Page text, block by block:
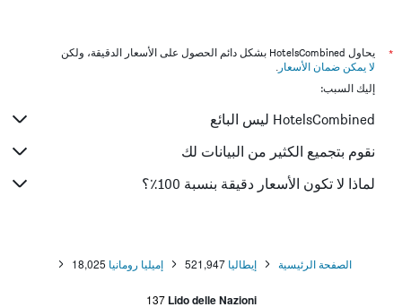
*
يحاول HotelsCombined بشكل دائم الحصول على الأسعار الدقيقة، ولكن
لا يمكن ضمان الأسعار .
إليك السبب:
HotelsCombined ليس البائع
نقوم بتجميع الكثير من البيانات لك
لماذا لا تكون الأسعار دقيقة بنسبة 100٪؟
الصفحة الرئيسية إيطاليا 521,947 إميليا رومانيا 18,025
Lido delle Nazioni
137